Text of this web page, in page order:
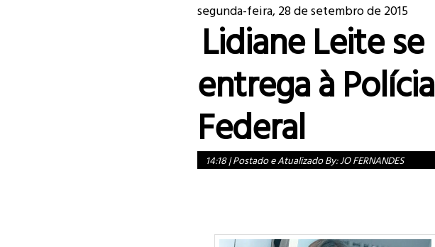
segunda-feira, 28 de setembro de 2015
Lidiane Leite se
entrega à Polícia
Federal
14:18|Postado e Atualizado By:JO FERNANDES